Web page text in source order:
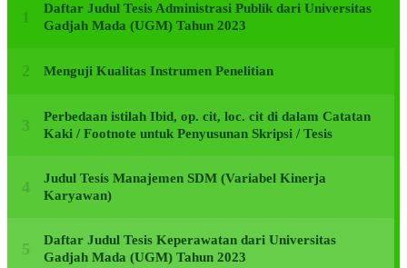
Daftar Judul Tesis Administrasi Publik dari Universitas
Gadjah Mada (UGM) Tahun 2023
Menguji Kualitas Instrumen Penelitian
Perbedaan istilah Ibid, op. cit, loc. cit di dalam Catatan
Kaki / Footnote untuk Penyusunan Skripsi / Tesis
Judul Tesis Manajemen SDM (Variabel Kinerja
Karyawan)
Daftar Judul Tesis Keperawatan dari Universitas
Gadjah Mada (UGM) Tahun 2023